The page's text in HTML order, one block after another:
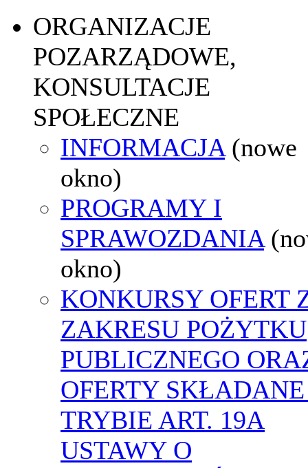
ORGANIZACJE
POZARZĄDOWE,
KONSULTACJE
SPOŁECZNE
INFORMACJA (nowe
okno)
PROGRAMY I
SPRAWOZDANIA
okno)
KONKURSY OFERT
ZAKRESU POŻYTKU
PUBLICZNEGO
OFERTY
TRYBIE ART. 19A
USTAWY O